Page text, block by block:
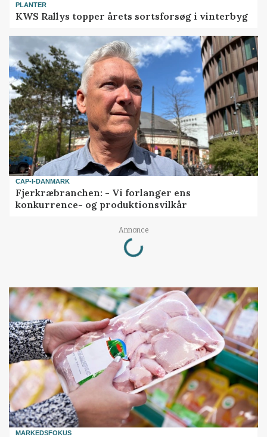
PLANTER
KWS Rallys topper årets sortsforsøg i vinterbyg
CAP-I-DANMARK
Fjerkræbranchen: - Vi forlanger ens
konkurrence- og produktionsvilkår
Annonce
Loading...
MARKEDSFOKUS